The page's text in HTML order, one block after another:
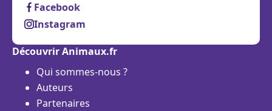
Facebook
Instagram
Découvrir Animaux.fr
Qui sommes-nous ?
Auteurs
Partenaires